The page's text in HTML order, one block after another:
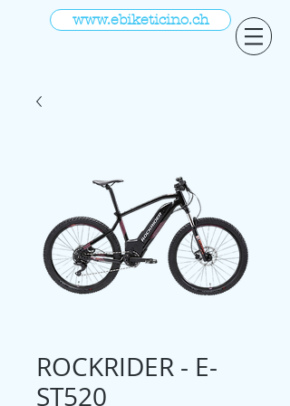
www.ebiketicino.ch
ROCKRIDER - E-
ST520